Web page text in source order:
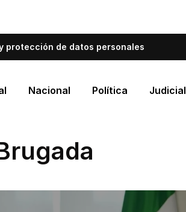
protección de datos personales
Nacional Política Judicial